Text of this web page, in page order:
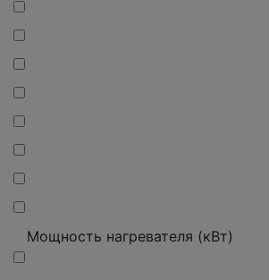
Мощность нагревателя (кВт)